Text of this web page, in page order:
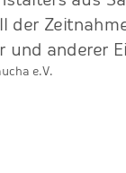
der
und anderer
e.V.